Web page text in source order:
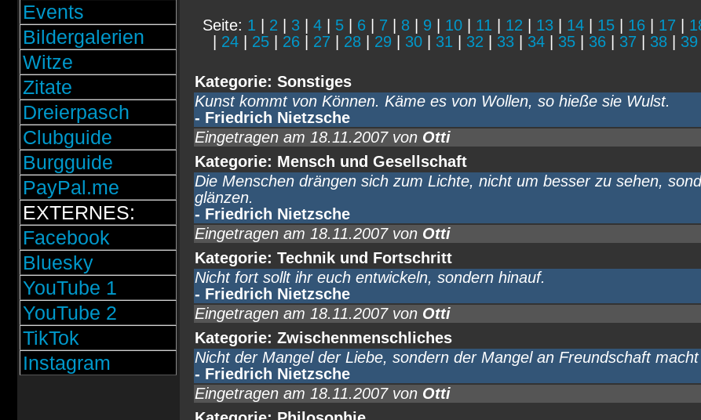
Events
Bildergalerien
Witze
Zitate
Dreierpasch
Clubguide
Burgguide
PayPal.me
EXTERNES:
Facebook
Bluesky
YouTube 1
YouTube 2
TikTok
Instagram
Seite: 1 2 3| 4| 5| 6| 7 8| 9| 10| 11 12 13| 14| 15| 16| 17
24| 25| 26| 27 28| 29| 30| 31 32 33| 34| 35| 36| 37 38| 39
Kategorie: Sonstiges
Kunst kommt von Können. Käme es von Wollen, so hieße sie Wulst.
- Friedrich Nietzsche
Eingetragen am 18.11.2007 von Otti
Kategorie: Mensch und Gesellschaft
Die Menschen drängen sich zum Lichte, nicht um besser zu sehen,
glänzen.
- Friedrich Nietzsche
Eingetragen am 18.11.2007 von Otti
Kategorie: Technik und Fortschritt
Nicht fort sollt ihr euch entwickeln, sondern hinauf.
- Friedrich Nietzsche
Eingetragen am 18.11.2007 von Otti
Kategorie: Zwischenmenschliches
Nicht der Mangel der Liebe, sondern der Mangel an Freundschaft
- Friedrich Nietzsche
Eingetragen am 18.11.2007 von Otti